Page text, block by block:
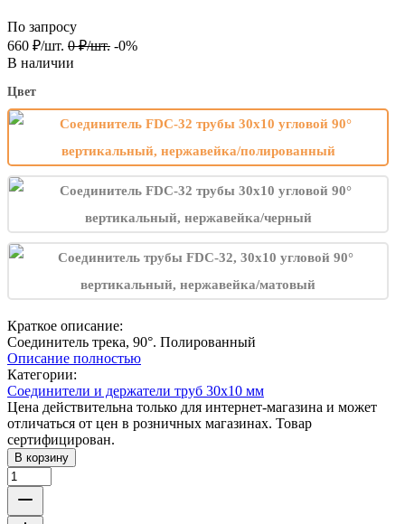
По запросу
660 ₽/шт. 0 ₽/шт. -0%
В наличии
Цвет
Краткое описание:
Соединитель трека, 90°. Полированный
Описание полностью
Категории:
Соединители и держатели труб 30х10 мм
Цена действительна только для интернет-магазина и может
отличаться от цен в розничных магазинах. Товар
сертифицирован.
В корзину